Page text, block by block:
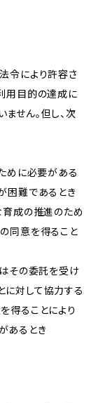
令により許容さ
用目的の達成に
せん。但し、次
めに必要がある
困難であるとき
育成の推進のため
同意を得ること
その委託を受け
対して協力する
得ることにより
あるとき